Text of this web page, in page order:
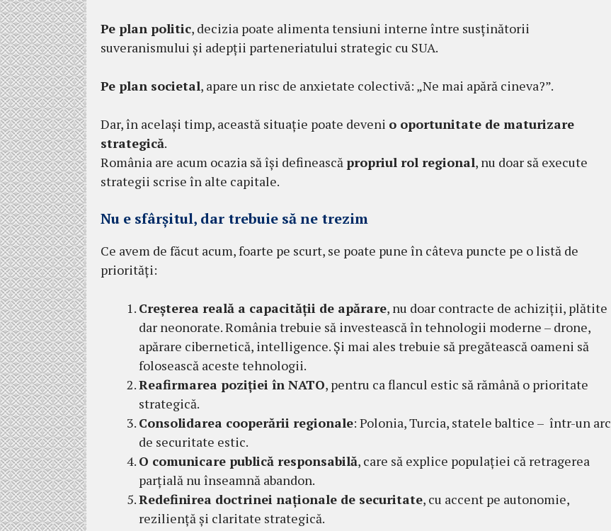
Pe plan politic, decizia poate alimenta tensiuni interne între susținătorii
suveranismului și adepții parteneriatului strategic cu SUA.
Pe plan societal, apare un risc de anxietate colectivă: „Ne mai apără cineva?”.
Dar, în același timp, această situație poate deveni o oportunitate de maturizare
strategică.
România are acum ocazia să își definească propriul rol regional, nu doar să execute
strategii scrise în alte capitale.
Nu e sfârșitul, dar trebuie să ne trezim
Ce avem de făcut acum, foarte pe scurt, se poate pune în câteva puncte pe o listă de
priorități:
Creșterea reală a capacității de apărare, nu doar contracte de achiziții, plătite
dar neonorate. România trebuie să investească în tehnologii moderne – drone,
apărare cibernetică, intelligence. Și mai ales trebuie să pregătească oameni să
folosească aceste tehnologii.
Reafirmarea poziției în NATO, pentru ca flancul estic să rămână o prioritate
strategică.
Consolidarea cooperării regionale: Polonia, Turcia, statele baltice – într-un arc
de securitate estic.
O comunicare publică responsabilă, care să explice populației că retragerea
parțială nu înseamnă abandon.
Redefinirea doctrinei naționale de securitate, cu accent pe autonomie,
reziliență și claritate strategică.